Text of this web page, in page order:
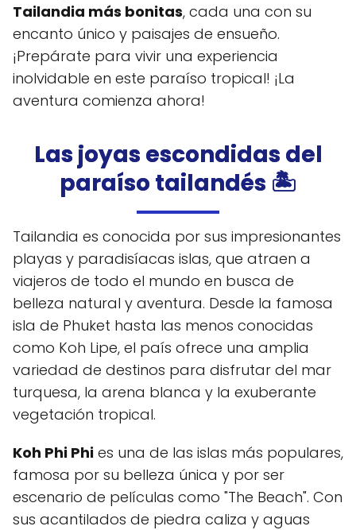
Tailandia más bonitas, cada una con su
encanto único y paisajes de ensueño.
¡Prepárate para vivir una experiencia
inolvidable en este paraíso tropical! ¡La
aventura comienza ahora!
Las joyas escondidas del
paraíso tailandés 🏝️
Tailandia es conocida por sus impresionantes
playas y paradisíacas islas, que atraen a
viajeros de todo el mundo en busca de
belleza natural y aventura. Desde la famosa
isla de Phuket hasta las menos conocidas
como Koh Lipe, el país ofrece una amplia
variedad de destinos para disfrutar del mar
turquesa, la arena blanca y la exuberante
vegetación tropical.
Koh Phi Phi es una de las islas más populares,
famosa por su belleza única y por ser
escenario de películas como "The Beach". Con
sus acantilados de piedra caliza y aguas